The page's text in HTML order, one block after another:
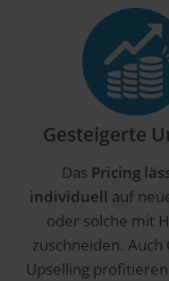
Gesteigerte
Das Pricing
individuell auf
oder solche mit
zuschneiden. Auch
Upselling